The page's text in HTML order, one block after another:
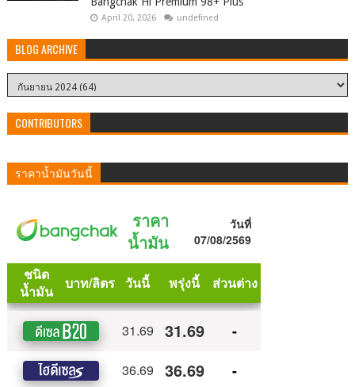
April 20, 2026 undefined
BLOG ARCHIVE
CONTRIBUTORS
ราคาน้ำมันวันนี้